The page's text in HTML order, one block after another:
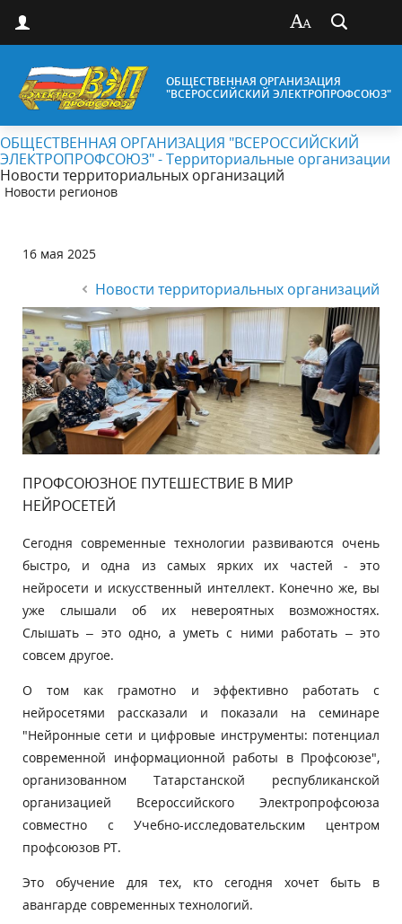
ОБЩЕСТВЕННАЯ ОРГАНИЗАЦИЯ
"ВСЕРОССИЙСКИЙ ЭЛЕКТРОПРОФСОЮЗ"
ОБЩЕСТВЕННАЯ ОРГАНИЗАЦИЯ "ВСЕРОССИЙСКИЙ
ЭЛЕКТРОПРОФСОЮЗ" - Территориальные организации
Новости территориальных организаций
Новости регионов
16 мая 2025
Новости территориальных организаций
ПРОФСОЮЗНОЕ ПУТЕШЕСТВИЕ В МИР
НЕЙРОСЕТЕЙ
Сегодня современные технологии развиваются очень
быстро, и одна из самых ярких их частей - это
нейросети и искусственный интеллект. Конечно же, вы
уже слышали об их невероятных возможностях.
Слышать – это одно, а уметь с ними работать – это
совсем другое.
О том как грамотно и эффективно работать с
нейросетями рассказали и показали на семинаре
"Нейронные сети и цифровые инструменты: потенциал
современной информационной работы в Профсоюзе",
организованном Татарстанской республиканской
организацией Всероссийского Электропрофсоюза
совместно с Учебно-исследовательским центром
профсоюзов РТ.
Это обучение для тех, кто сегодня хочет быть в
авангарде современных технологий.